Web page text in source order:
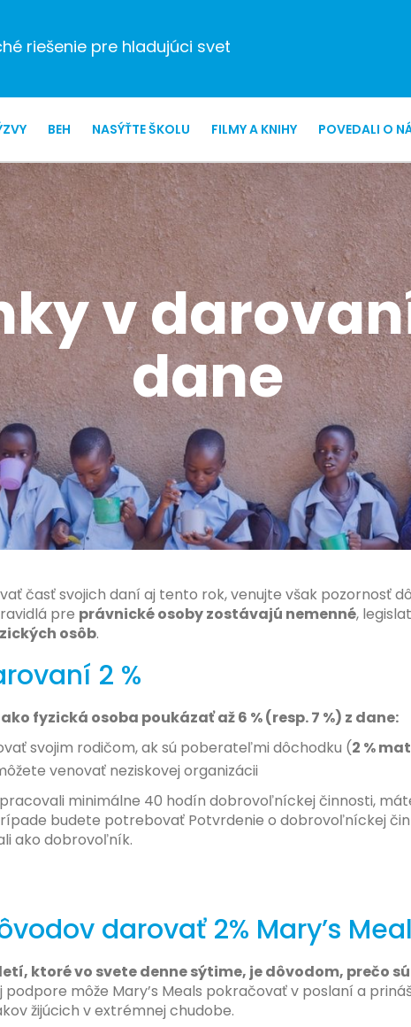
riešenie pre hladujúci svet
BEH NASÝŤTE ŠKOLU FILMY A KNIHY POVEDALI O
v darovaní
dane
časť svojich daní aj tento rok, venujte však pozornosť
pre právnické osoby zostávajú nemenné,
osôb.
2 %
fyzická osoba poukázať až 6 % (resp. 7 %) z dane:
svojim rodičom, ak sú poberateľmi dôchodku (2 %
venovať neziskovej organizácii
minimálne 40 hodín dobrovoľníckej činnosti,
budete potrebovať Potvrdenie o dobrovoľníckej
ako dobrovoľník.
darovať 2% Mary’s
ktoré vo svete denne sýtime, je dôvodom, prečo sú
podpore môže Mary’s Meals pokračovať v poslaní a
žijúcich v extrémnej chudobe.